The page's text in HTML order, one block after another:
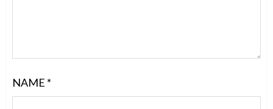
NAME *